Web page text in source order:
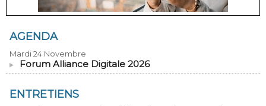
AGENDA
Mardi 24 Novembre
Forum Alliance Digitale 2026
ENTRETIENS